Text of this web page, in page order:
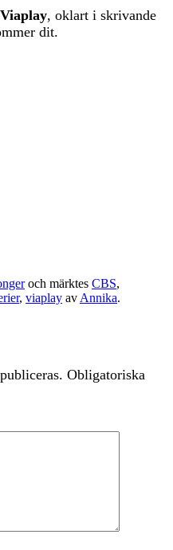
Viaplay, oklart i skrivande
dit.
och märktes CBS,
, viaplay av Annika.
Obligatoriska